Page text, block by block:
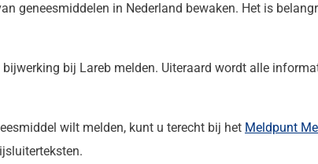
geneesmiddelen in Nederland bewaken. Het is
bij Lareb melden. Uiteraard wordt alle
wilt melden, kunt u terecht bij het Meldpunt